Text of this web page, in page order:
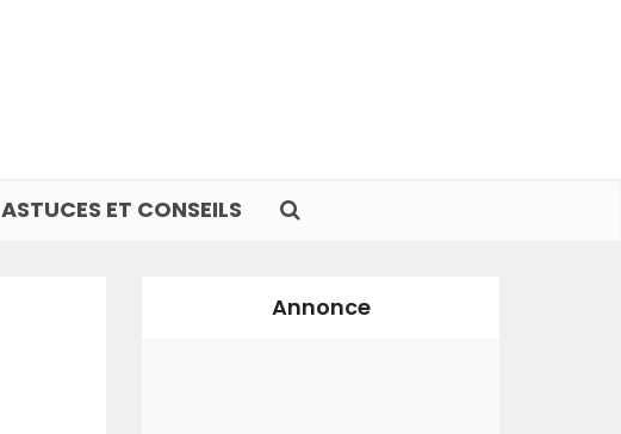
ASTUCES ET CONSEILS
Annonce